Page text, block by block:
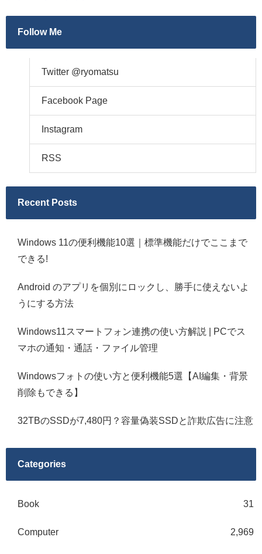
Follow Me
Twitter @ryomatsu
Facebook Page
Instagram
RSS
Recent Posts
Windows 11の便利機能10選｜標準機能だけでここまで
できる!
Android のアプリを個別にロックし、勝手に使えないよ
うにする方法
Windows11スマートフォン連携の使い方解説 | PCでス
マホの通知・通話・ファイル管理
Windowsフォトの使い方と便利機能5選【AI編集・背景
削除もできる】
32TBのSSDが7,480円？容量偽装SSDと詐欺広告に注意
Categories
Book 31
Computer 2,969